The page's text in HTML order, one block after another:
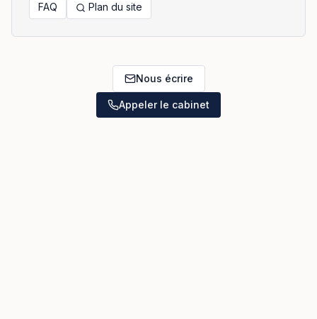
FAQ
Plan du site
Nous écrire
Appeler le cabinet